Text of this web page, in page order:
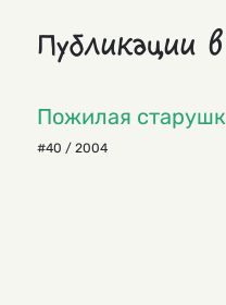
Публикации
Пожилая
#40 / 2004